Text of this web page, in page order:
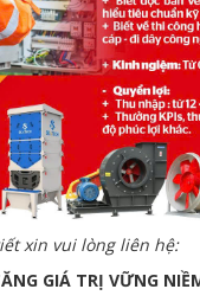
xin vui lòng liên hệ:
GIÁ TRỊ VỮNG